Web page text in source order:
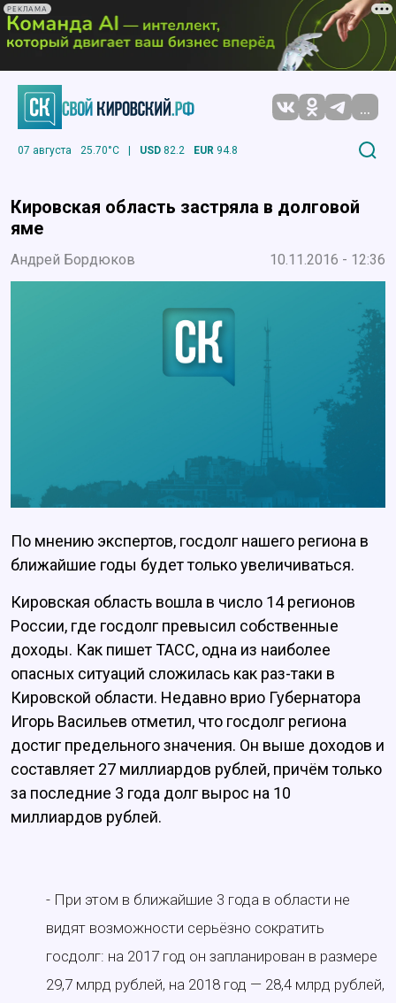
РЕКЛАМА
...
07 августа 25.70°C | USD 82.2 EUR 94.8
Кировская область застряла в долговой
яме
Андрей Бордюков 10.11.2016 - 12:36
По мнению экспертов, госдолг нашего региона в
ближайшие годы будет только увеличиваться.
Кировская область вошла в число 14 регионов
России, где госдолг превысил собственные
доходы. Как пишет ТАСС, одна из наиболее
опасных ситуаций сложилась как раз-таки в
Кировской области. Недавно врио Губернатора
Игорь Васильев отметил, что госдолг региона
достиг предельного значения. Он выше доходов и
составляет 27 миллиардов рублей, причём только
за последние 3 года долг вырос на 10
миллиардов рублей.
- При этом в ближайшие 3 года в области не
видят возможности серьёзно сократить
госдолг: на 2017 год он запланирован в размере
29,7 млрд рублей, на 2018 год — 28,4 млрд рублей,